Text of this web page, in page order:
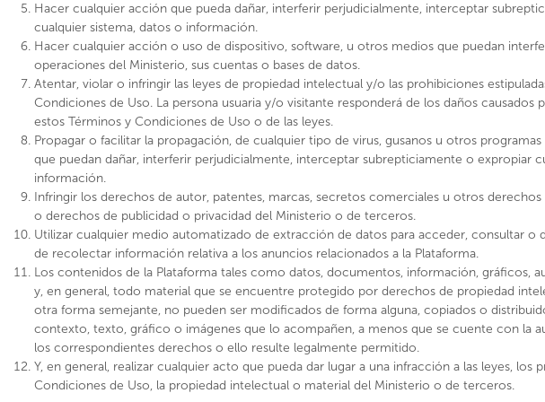
de las Culturas, las Artes y el Patrimonio en 2018 a partir de la Ley 21.045, nos
cultural y natural, que se manifiesta en esta plataforma digital a través del trabajo
del Servicio Nacional del Patrimonio Cultural como de las subsecretarías del
considerando los lineamientos estratégicos entregados por el Sistema Nacional de
Patrimonial y Territorio.
Ver Mas
Hacer cualquier acción que pueda dañar, interferir perjudicialmente, interceptar
cualquier sistema, datos o información.
Hacer cualquier acción o uso de dispositivo, software, u otros medios que puedan
operaciones del Ministerio, sus cuentas o bases de datos.
Atentar, violar o infringir las leyes de propiedad intelectual y/o las prohibiciones
Condiciones de Uso. La persona usuaria y/o visitante responderá de los daños causados
estos Términos y Condiciones de Uso o de las leyes.
Propagar o facilitar la propagación, de cualquier tipo de virus, gusanos u otros
que puedan dañar, interferir perjudicialmente, interceptar subrepticiamente o expropiar
información.
Infringir los derechos de autor, patentes, marcas, secretos comerciales u otros
o derechos de publicidad o privacidad del Ministerio o de terceros.
Utilizar cualquier medio automatizado de extracción de datos para acceder, consultar o
de recolectar información relativa a los anuncios relacionados a la Plataforma.
Los contenidos de la Plataforma tales como datos, documentos, información, gráficos,
y, en general, todo material que se encuentre protegido por derechos de propiedad
otra forma semejante, no pueden ser modificados de forma alguna, copiados o
contexto, texto, gráfico o imágenes que lo acompañen, a menos que se cuente con la
los correspondientes derechos o ello resulte legalmente permitido.
Y, en general, realizar cualquier acto que pueda dar lugar a una infracción a las leyes, los
Condiciones de Uso, la propiedad intelectual o material del Ministerio o de terceros.